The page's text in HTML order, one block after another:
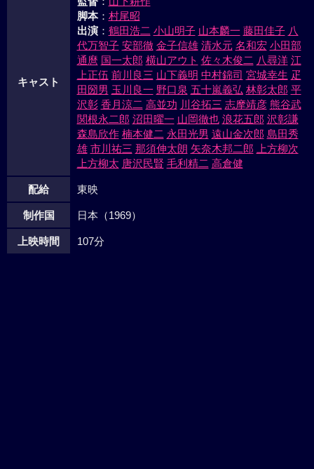
キャスト
脚本： 村尾昭
出演： 鶴田浩二 小山明子 山本麟一 藤田佳子 八
代万智子 安部徹 金子信雄 清水元 名和宏 小田部
通麿 国一太郎 横山アウト 佐々木俊二 八尋洋 江
上正伍 前川良三 山下義明 中村錦司 宮城幸生 疋
田圀男 玉川良一 野口泉 五十嵐義弘 林彰太郎 平
沢彰 香月涼二 高並功 川谷拓三 志摩靖彦 熊谷武
関根永二郎 沼田曜一 山岡徹也 浪花五郎 沢彰謙
森島欣作 楠本健二 永田光男 遠山金次郎 島田秀
雄 市川祐三 那須伸太朗 矢奈木邦二郎
上方柳次
上方柳太 唐沢民賢 毛利精二 高倉健
配給 東映
制作国 日本（1969）
上映時間 107分